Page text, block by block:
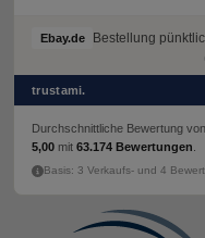
Ebay.de Bestellung
Ebay.de Bestellung
trustami.
Durchschnittliche Bewertung von
5,00 mit 63.174 Bewertungen
Basis: 3 Verkaufs- und 4